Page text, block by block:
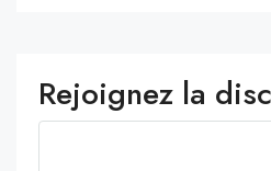
Rejoignez la